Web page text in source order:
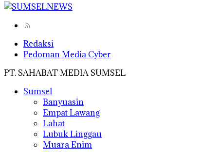
Redaksi
Pedoman Media Cyber
PT. SAHABAT MEDIA SUMSEL
Sumsel
Banyuasin
Empat Lawang
Lahat
Lubuk Linggau
Muara Enim